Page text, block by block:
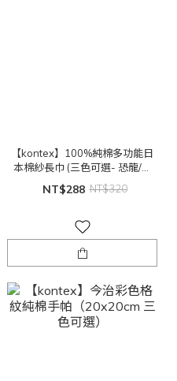
【kontex】100%純棉多功能日
本棉紗長巾 (三色可選- 恐龍/水
族/海洋)
NT$288 NT$320